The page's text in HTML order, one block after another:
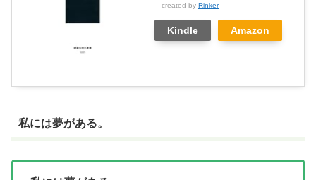
created by Rinker
Kindle Amazon
私には夢がある。